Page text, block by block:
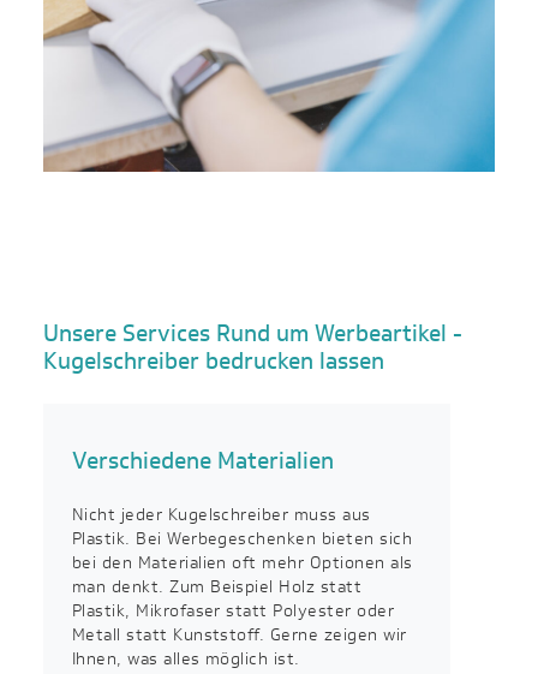
Unsere Services Rund um Werbeartikel -
Kugelschreiber bedrucken lassen
Verschiedene Materialien
Nicht jeder Kugelschreiber muss aus
Plastik. Bei Werbegeschenken bieten sich
bei den Materialien oft mehr Optionen als
man denkt. Zum Beispiel Holz statt
Plastik, Mikrofaser statt Polyester oder
Metall statt Kunststoff. Gerne zeigen wir
Ihnen, was alles möglich ist.